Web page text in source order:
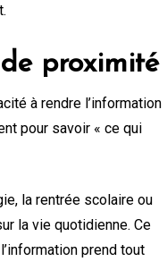
proximité
à rendre l’information
pour savoir « ce qui
la rentrée scolaire ou
la vie quotidienne. Ce
prend tout